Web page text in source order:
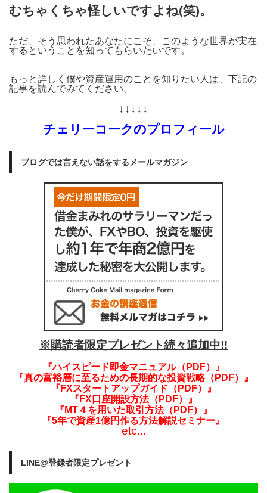
むちゃくちゃ怪しいですよね(笑)。
ただ、そう思われたあなたにこそ、このような世界が実在
するということを知ってもらいたいです。
もっと詳しく僕や資産運用のことを知りたい人は、下記の
記事を読んでみてください。
↓↓↓↓↓
チェリーコークのプロフィール
ブログでは言えない話をするメールマガジン
※購読者限定プレゼント続々追加中!!
『ハイスピード即金マニュアル（PDF）』
『真の富裕層に至るための長期的な投資戦略（PDF）』
『FXスタートアップガイド（PDF）』
『FX口座開設方法（PDF）』
『MT４を用いた取引方法（PDF）』
『5年で資産1億円作る方法解説セミナー』
etc...
LINE@登録者限定プレゼント